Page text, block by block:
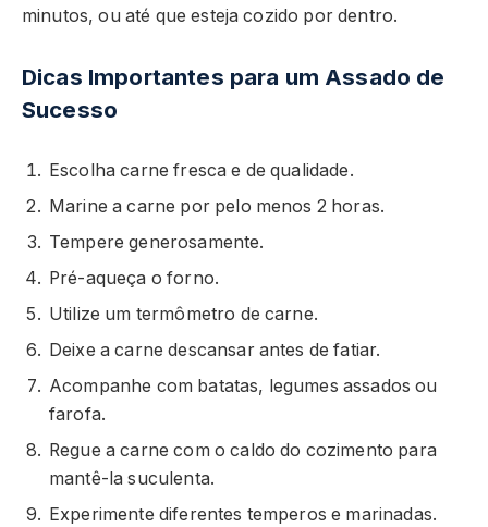
minutos, ou até que esteja cozido por dentro.
Dicas Importantes para um Assado de
Sucesso
Escolha carne fresca e de qualidade.
Marine a carne por pelo menos 2 horas.
Tempere generosamente.
Pré-aqueça o forno.
Utilize um termômetro de carne.
Deixe a carne descansar antes de fatiar.
Acompanhe com batatas, legumes assados ou
farofa.
Regue a carne com o caldo do cozimento para
mantê-la suculenta.
Experimente diferentes temperos e marinadas.